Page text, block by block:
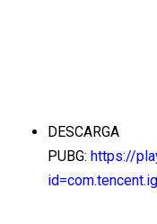
DESCARGA
PUBG:https://
id=com.tencent.ig